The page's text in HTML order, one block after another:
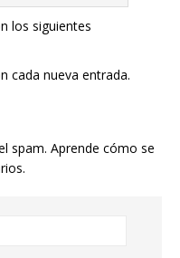
los siguientes
cada nueva entrada.
spam. Aprende cómo se